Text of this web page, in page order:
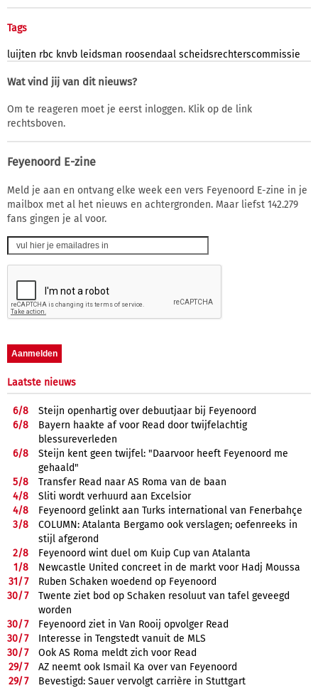
Tags
luijten rbc knvb leidsman roosendaal scheidsrechterscommissie
Wat vind jij van dit nieuws?
Om te reageren moet je eerst inloggen. Klik op de link
rechtsboven.
Feyenoord E-zine
Meld je aan en ontvang elke week een vers Feyenoord E-zine in je
mailbox met al het nieuws en achtergronden. Maar liefst 142.279
fans gingen je al voor.
Laatste nieuws
6/8
Steijn openhartig over debuutjaar bij Feyenoord
6/8
Bayern haakte af voor Read door twijfelachtig
blessureverleden
6/8
Steijn kent geen twijfel: "Daarvoor heeft Feyenoord me
gehaald"
5/8
Transfer Read naar AS Roma van de baan
4/8
Sliti wordt verhuurd aan Excelsior
4/8
Feyenoord gelinkt aan Turks international van Fenerbahçe
3/8
COLUMN: Atalanta Bergamo ook verslagen; oefenreeks in
stijl afgerond
2/8
Feyenoord wint duel om Kuip Cup van Atalanta
1/8
Newcastle United concreet in de markt voor Hadj Moussa
31/7
Ruben Schaken woedend op Feyenoord
30/7
Twente ziet bod op Schaken resoluut van tafel geveegd
worden
30/7
Feyenoord ziet in Van Rooij opvolger Read
30/7
Interesse in Tengstedt vanuit de MLS
30/7
Ook AS Roma meldt zich voor Read
29/7
AZ neemt ook Ismail Ka over van Feyenoord
29/7
Bevestigd: Sauer vervolgt carrière in Stuttgart